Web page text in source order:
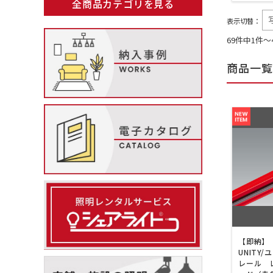
表示切替：
69件中1件
商品一覧
【即納
UNITY/
レール
全商品カテゴリを見る